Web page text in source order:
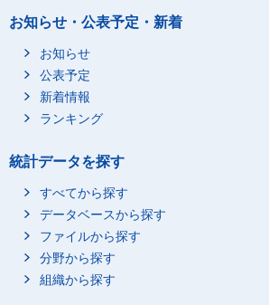
お知らせ・公表予定・新着
お知らせ
公表予定
新着情報
ランキング
統計データを探す
すべてから探す
データベースから探す
ファイルから探す
分野から探す
組織から探す